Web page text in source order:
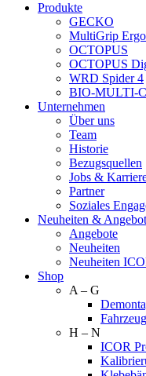
Produkte
GECKO
MultiGrip Ergo
OCTOPUS
OCTOPUS
WRD Spider 4
BIO-MULTI-
Unternehmen
Über uns
Team
Historie
Bezugsquellen
Jobs &
Partner
Soziales
Neuheiten &
Angebote
Neuheiten
Neuheiten
Shop
A – G
H – N
ICOR